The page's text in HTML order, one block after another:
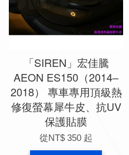
「SIREN」宏佳騰
AEON ES150（2014–
2018） 專車專用頂級熱
修復螢幕犀牛皮、抗UV
保護貼膜
從NT$ 350 起